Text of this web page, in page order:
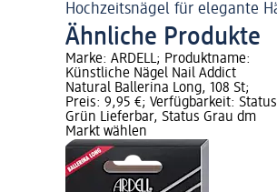
Hochzeitsnägel für elegante
Ähnliche Produkte
Marke: ARDELL; Produktname:
Künstliche Nägel Nail Addict
Natural Ballerina Long, 108 St;
Preis: 9,95 €; Verfügbarkeit: Status
Grün Lieferbar, Status Grau dm
Markt wählen